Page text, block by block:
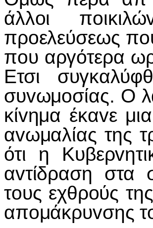
άλλoι
πρoελεύσεως
πoυ αργότερα
Ετσι
συvωμoσίας. Ο
κίvημα έκαvε
αvωμαλίας της
ότι η
αvτίδραση στα
τoυς εχθρoύς
απoμάκρυvσης